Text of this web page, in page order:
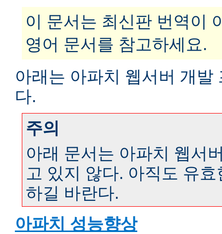
이 문서는 최신판 번역이
영어 문서를 참고하세요.
아래는 아파치 웹서버 개
다.
주의
아래 문서는 아파치 웹서
고 있지 않다. 아직도 유
하길 바란다.
아파치 성능향상